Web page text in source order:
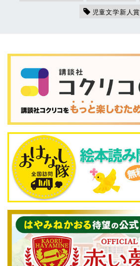
児童文学新人賞